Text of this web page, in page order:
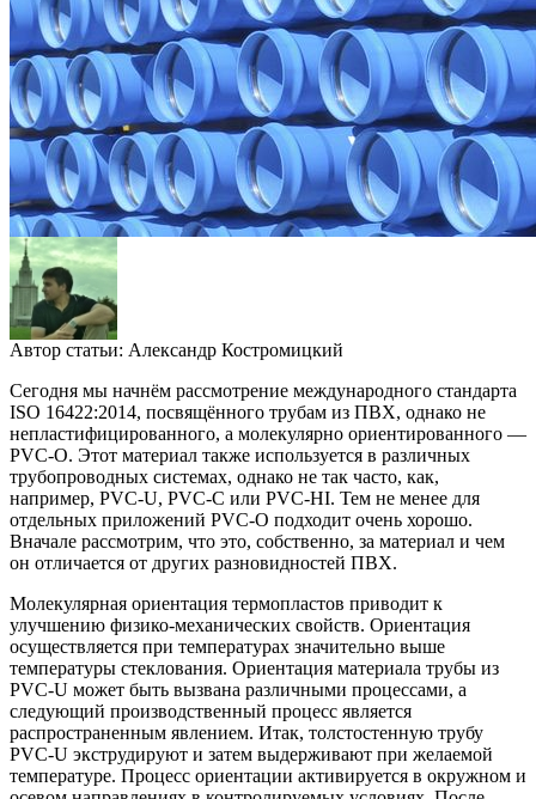
Автор статьи: Александр Костромицкий
Сегодня мы начнём рассмотрение международного стандарта
ISO 16422:2014, посвящённого трубам из ПВХ, однако не
непластифицированного, а молекулярно ориентированного —
PVC-O. Этот материал также используется в различных
трубопроводных системах, однако не так часто, как,
например, PVC-U, PVC-C или PVC-HI. Тем не менее для
отдельных приложений PVC-O подходит очень хорошо.
Вначале рассмотрим, что это, собственно, за материал и чем
он отличается от других разновидностей ПВХ.
Молекулярная ориентация термопластов приводит к
улучшению физико-механических свойств. Ориентация
осуществляется при температурах значительно выше
температуры стеклования. Ориентация материала трубы из
PVC-U может быть вызвана различными процессами, а
следующий производственный процесс является
распространенным явлением. Итак, толстостенную трубу
PVC-U экструдируют и затем выдерживают при желаемой
температуре. Процесс ориентации активируется в окружном и